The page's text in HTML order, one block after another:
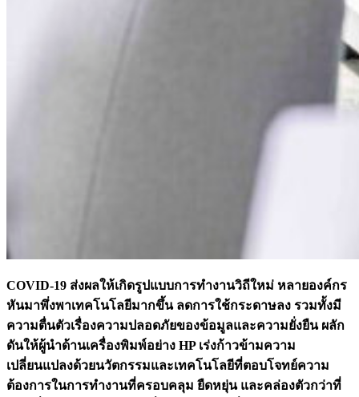
COVID-19 ส่งผลให้เกิดรูปแบบการทำงานวิถีใหม่ หลายองค์กร
หันมาพึ่งพาเทคโนโลยีมากขึ้น ลดการใช้กระดาษลง รวมทั้งมี
ความตื่นตัวเรื่องความปลอดภัยของข้อมูลและความยั่งยืน ผลัก
ดันให้ผู้นำด้านเครื่องพิมพ์อย่าง HP เร่งก้าวข้ามความ
เปลี่ยนแปลงด้วยนวัตกรรมและเทคโนโลยีที่ตอบโจทย์ความ
ต้องการในการทำงานที่ครอบคลุม ยืดหยุ่น และคล่องตัวกว่าที่